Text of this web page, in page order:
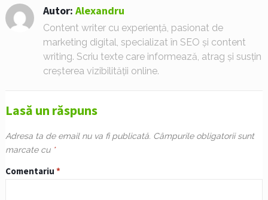
Autor: Alexandru
Content writer cu experiență, pasionat de
marketing digital, specializat în SEO și content
writing. Scriu texte care informează, atrag și susțin
creșterea vizibilității online.
Lasă un răspuns
Adresa ta de email nu va fi publicată. Câmpurile obligatorii sunt
marcate cu *
Comentariu *